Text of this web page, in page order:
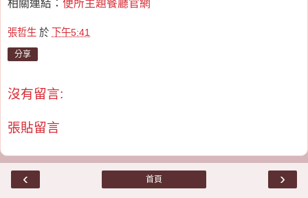
相關連結： 便所主題餐廳官網
張哲生 於 下午5:41
分享
沒有留言:
張貼留言
‹ ›
首頁